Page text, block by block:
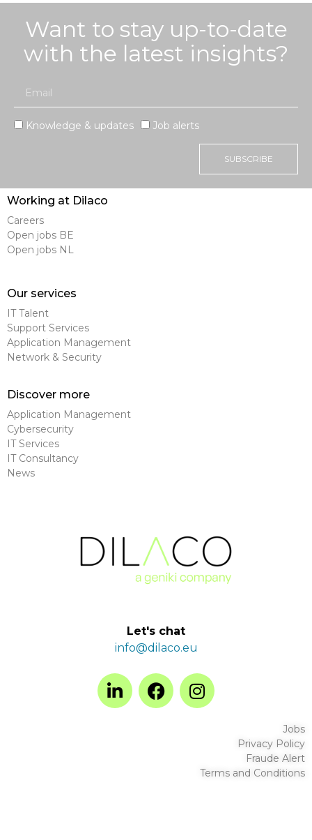
Want to stay up-to-date
with the latest insights?
Knowledge & updates Job alerts
SUBSCRIBE
Working at Dilaco
Careers
Open jobs BE
Open jobs NL
Our services
IT Talent
Support Services
Application Management
Network & Security
Discover more
Application Management
Cybersecurity
IT Services
IT Consultancy
News
Let's chat
info@dilaco.eu
Jobs
Privacy Policy
Fraude Alert
Terms and Conditions